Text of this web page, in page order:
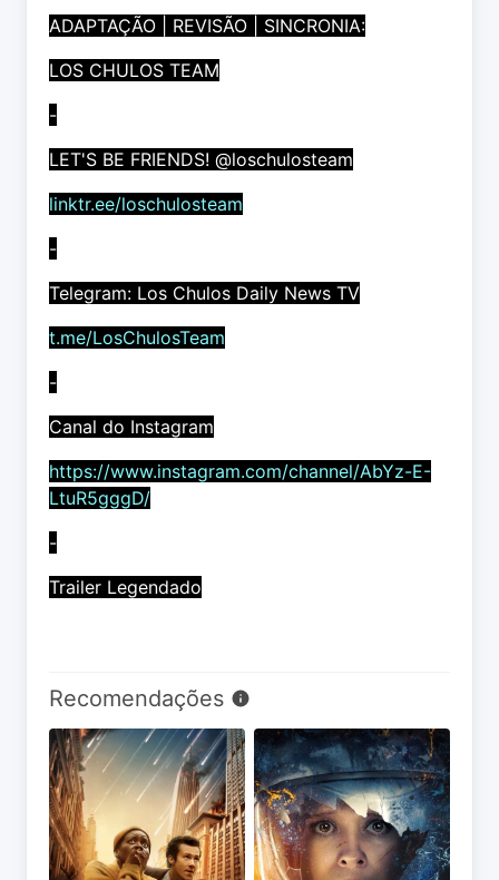
ADAPTAÇÃO | REVISÃO | SINCRONIA:
LOS CHULOS TEAM
-
LET'S BE FRIENDS! @loschulosteam
linktr.ee/loschulosteam
-
Telegram: Los Chulos Daily News TV
t.me/LosChulosTeam
-
Canal do Instagram
https://www.instagram.com/channel/AbYz-E-
LtuR5gggD/
-
Trailer Legendado
Recomendações